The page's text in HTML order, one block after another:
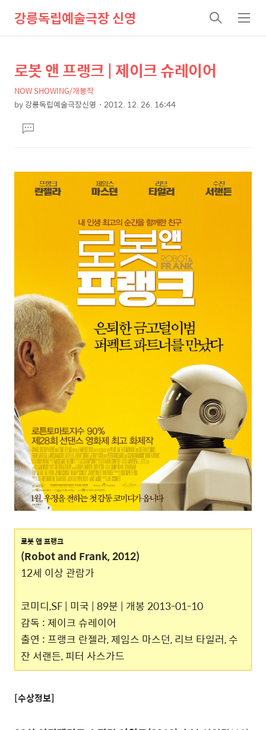
강릉독립예술극장 신영
검
색
메
뉴
상
세
컨
텐
츠
본
제
목
로봇 앤 프랭크 | 제이크 슈레이어
NOW SHOWING/개봉작
by강릉독립예술극장신영 2012. 12. 26. 16:44
문댓
글
로봇 앤 프랭크
(Robot and Frank, 2012)
12세 이상 관람가
코미디,SF | 미국 | 89분 | 개봉 2013-01-10
감독 : 제이크 슈레이어
출연 : 프랭크 란젤라, 제임스 마스던, 리브 타일러, 수
잔 서랜든, 피터 사스가드
[수상정보]